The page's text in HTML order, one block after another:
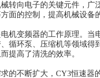
转向电子的关键元件，广
面的控制，提高机械设备
变频器的工作原理。当
循环泵、压缩机等领域
提高了清洗的效率。
不断扩大，CY3恒速器